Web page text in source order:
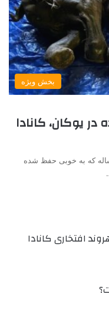
بخش ویژه
یوکان، کانادا
مجله تیتر, بقایای ماموت 30,000 ساله که به خوبی حفظ شده
افتخاری کانادا